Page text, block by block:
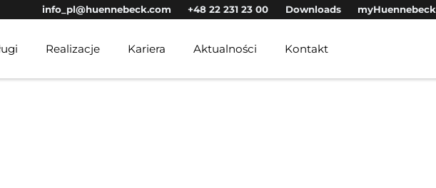
info_pl@huennebeck.com +48 22 231 23 00 Downloads myHuennebeck
Realizacje Kariera Aktualności Kontakt